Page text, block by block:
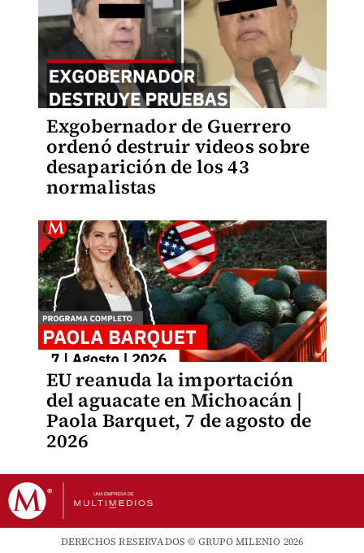
Exgobernador de Guerrero
ordenó destruir videos sobre
desaparición de los 43
normalistas
EU reanuda la importación
del aguacate en Michoacán |
Paola Barquet, 7 de agosto de
2026
DERECHOS RESERVADOS © GRUPO MILENIO 2026